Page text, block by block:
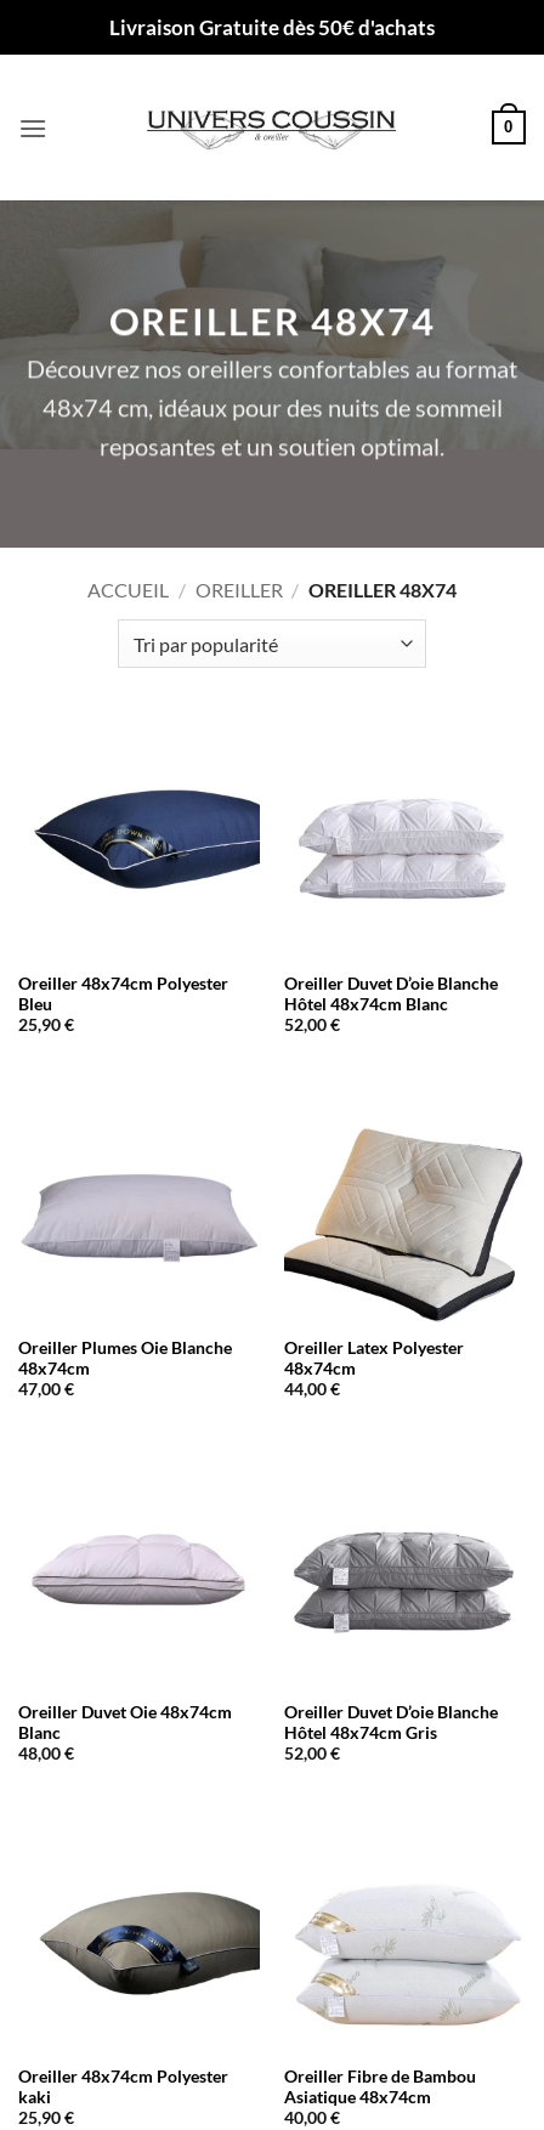
Livraison Gratuite dès 50€ d'achats
0
OREILLER 48X74
Découvrez nos oreillers confortables au format
48x74 cm, idéaux pour des nuits de sommeil
reposantes et un soutien optimal.
ACCUEIL / OREILLER / OREILLER 48X74
Oreiller 48x74cm Polyester
Bleu
25,90€
Oreiller Duvet D’oie Blanche
Hôtel 48x74cm Blanc
52,00€
Oreiller Plumes Oie Blanche
48x74cm
47,00€
Oreiller Latex Polyester
48x74cm
44,00€
Oreiller Duvet Oie 48x74cm
Blanc
48,00€
Oreiller Duvet D’oie Blanche
Hôtel 48x74cm Gris
52,00€
Oreiller 48x74cm Polyester
kaki
25,90€
Oreiller Fibre de Bambou
Asiatique 48x74cm
40,00€